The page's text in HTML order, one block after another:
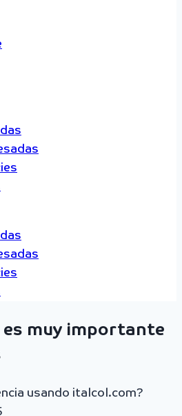
es muy importante
usando italcol.com?